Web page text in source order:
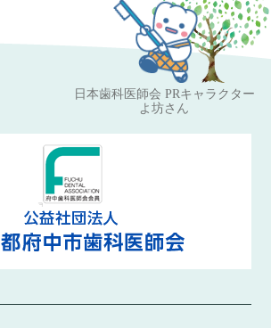
日本歯科医師会 PRキャラクター
よ坊さん